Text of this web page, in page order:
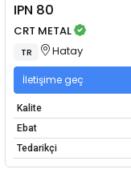
IPN 80
CRT METAL
TR Hatay
İletişime geç
Kalite
Ebat
Tedarikçi